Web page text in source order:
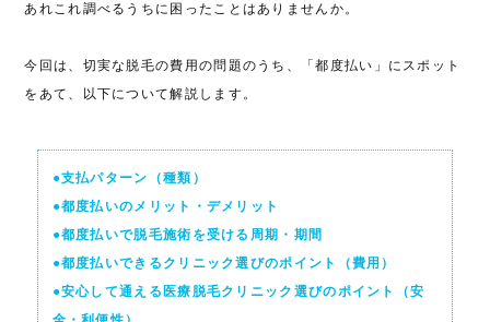
あれこれ調べるうちに困ったことはありませんか。
今回は、切実な脱毛の費用の問題のうち、「都度払い」にスポット
をあて、以下について解説します。
●支払パターン（種類）
●都度払いのメリット・デメリット
●都度払いで脱毛施術を受ける周期・期間
●都度払いできるクリニック選びのポイント（費用）
●安心して通える医療脱毛クリニック選びのポイント（安